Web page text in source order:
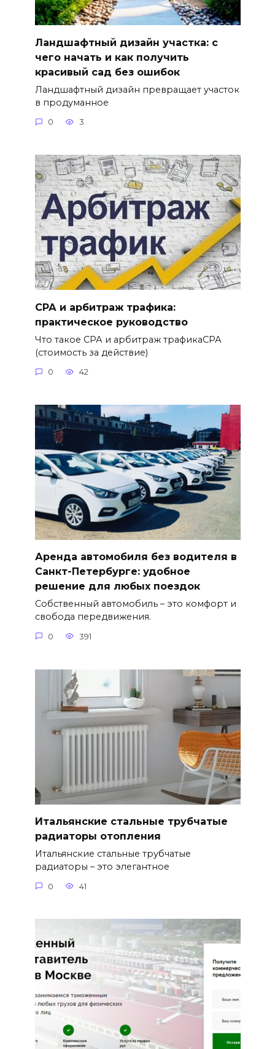
Ландшафтный дизайн участка: с
чего начать и как получить
красивый сад без ошибок
Ландшафтный дизайн превращает участок
в продуманное
0 3
СРА и арбитраж трафика:
практическое руководство
Что такое СРА и арбитраж трафикаСРА
(стоимость за действие)
0 42
Аренда автомобиля без водителя в
Санкт-Петербурге: удобное
решение для любых поездок
Собственный автомобиль – это комфорт и
свобода передвижения.
0 391
Итальянские стальные трубчатые
радиаторы отопления
Итальянские стальные трубчатые
радиаторы – это элегантное
0 41